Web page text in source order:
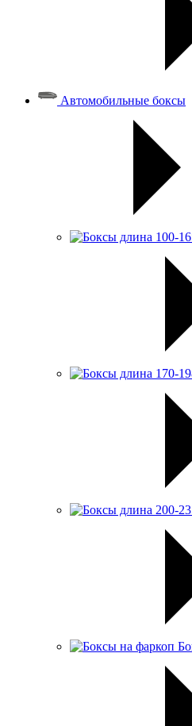
Автомобильные боксы